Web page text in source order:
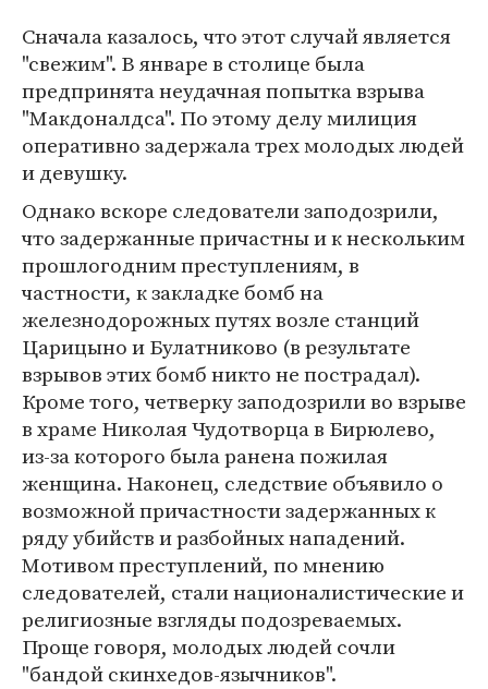
Сначала казалось, что этот случай является
"свежим". В январе в столице была
предпринята неудачная попытка взрыва
"Макдоналдса". По этому делу милиция
оперативно задержала трех молодых людей
и девушку.
Однако вскоре следователи заподозрили,
что задержанные причастны и к нескольким
прошлогодним преступлениям, в
частности, к закладке бомб на
железнодорожных путях возле станций
Царицыно и Булатниково (в результате
взрывов этих бомб никто не пострадал).
Кроме того, четверку заподозрили во взрыве
в храме Николая Чудотворца в Бирюлево,
из-за которого была ранена пожилая
женщина. Наконец, следствие объявило о
возможной причастности задержанных к
ряду убийств и разбойных нападений.
Мотивом преступлений, по мнению
следователей, стали националистические и
религиозные взгляды подозреваемых.
Проще говоря, молодых людей сочли
"бандой скинхедов-язычников".